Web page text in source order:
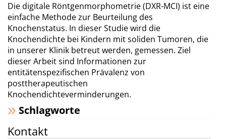
Die digitale Röntgenmorphometrie (DXR-MCI) ist eine
einfache Methode zur Beurteilung des
Knochenstatus. In dieser Studie wird die
Knochendichte bei Kindern mit soliden Tumoren, die
in unserer Klinik betreut werden, gemessen. Ziel
dieser Arbeit sind Informationen zur
entitätenspezifischen Prävalenz von
posttherapeutischen
Knochendichteverminderungen.
Schlagworte
Kontakt